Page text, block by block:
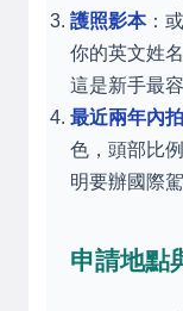
護照影本：
你的英文姓名
這是新手最
最近兩年內
色，頭部比
明要辦國際
申請地點